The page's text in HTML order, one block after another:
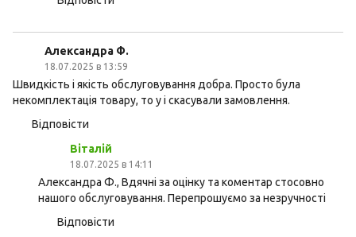
Александра Ф.
18.07.2025 в 13:59
Швидкість і якість обслуговування добра. Просто була
некомплектація товару, то у і скасували замовлення.
Відповісти
Віталій
18.07.2025 в 14:11
Александра Ф., Вдячні за оцінку та коментар стосовно
нашого обслуговування. Перепрошуємо за незручності
Відповісти